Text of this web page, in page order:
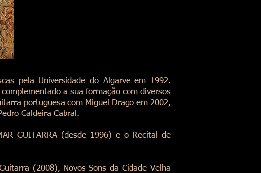
pela Universidade do Algarve em 1992.
a sua formação com diversos
portuguesa com Miguel Drago em 2002,
Caldeira Cabral.
GUITARRA (desde 1996) e o Recital de
(2008), Novos Sons da Cidade Velha